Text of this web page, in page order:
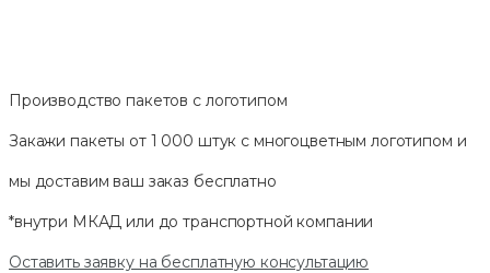
Производство пакетов с логотипом
Закажи пакеты от 1 000 штук с многоцветным логотипом и
мы доставим ваш заказ бесплатно
*внутри МКАД или до транспортной компании
Оставить заявку на бесплатную консультацию